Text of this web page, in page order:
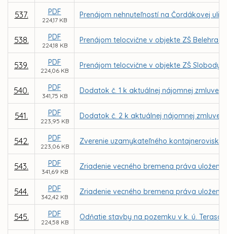
537. PDF
224,17 KB
Prenájom nehnuteľností na Čordákovej
538. PDF
224,18 KB
Prenájom telocvične v objekte ZŠ
539. PDF
224,06 KB
Prenájom telocvične v objekte ZŠ Slobody
540. PDF
341,75 KB
Dodatok č. 1 k aktuálnej nájomnej zmluve
541. PDF
223,95 KB
Dodatok č. 2 k aktuálnej nájomnej zmluve
542. PDF
223,06 KB
Zverenie uzamykateľného kontajneroviska
543. PDF
341,69 KB
Zriadenie vecného bremena práva
544. PDF
342,42 KB
Zriadenie vecného bremena práva
545. PDF
224,58 KB
Odňatie stavby na pozemku v k. ú. Terasa